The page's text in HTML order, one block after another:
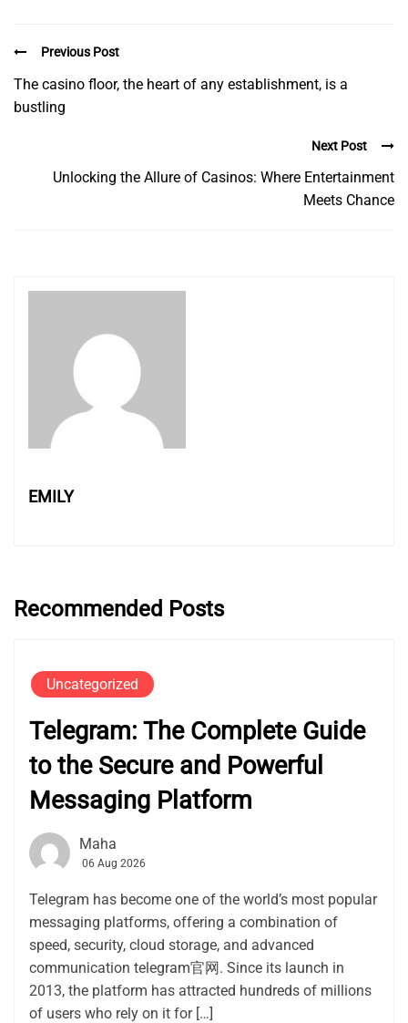
Previous Post
The casino floor, the heart of any establishment, is a
bustling
Next Post
Unlocking the Allure of Casinos: Where Entertainment
Meets Chance
EMILY
Recommended Posts
Uncategorized
Telegram: The Complete Guide
to the Secure and Powerful
Messaging Platform
Maha
06 Aug 2026
Telegram has become one of the world’s most popular
messaging platforms, offering a combination of
speed, security, cloud storage, and advanced
communication telegram官网. Since its launch in
2013, the platform has attracted hundreds of millions
of users who rely on it for […]